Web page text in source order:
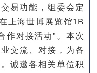
易功能，组委会定
上海世博展览馆1B
作对接活动”。本次
交流、对接，为各
诚邀各相关单位积